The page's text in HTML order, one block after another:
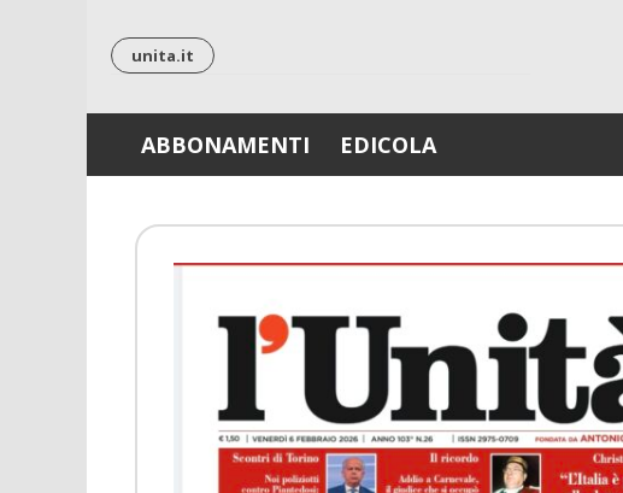
content
unita.it
ABBONAMENTI EDICOLA